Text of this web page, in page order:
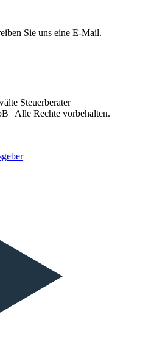
Sie uns eine E-Mail.
Steuerberater
| Alle Rechte vorbehalten.